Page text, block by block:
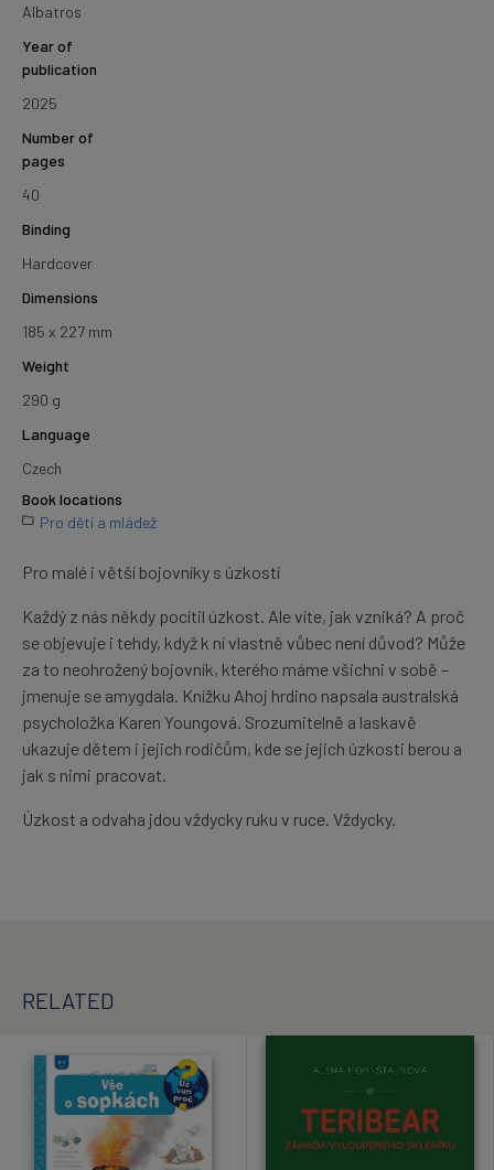
Albatros
Year of
publication
2025
Number of
pages
40
Binding
Hardcover
Dimensions
185 x 227 mm
Weight
290 g
Language
Czech
Book locations
Pro děti a mládež
Pro malé i větší bojovníky s úzkostí
Každý z nás někdy pocítil úzkost. Ale víte, jak vzniká? A proč
se objevuje i tehdy, když k ní vlastně vůbec není důvod? Může
za to neohrožený bojovník, kterého máme všichni v sobě –
jmenuje se amygdala. Knížku Ahoj hrdino napsala australská
psycholožka Karen Youngová. Srozumitelně a laskavě
ukazuje dětem i jejich rodičům, kde se jejich úzkosti berou a
jak s nimi pracovat.
Úzkost a odvaha jdou vždycky ruku v ruce. Vždycky.
RELATED